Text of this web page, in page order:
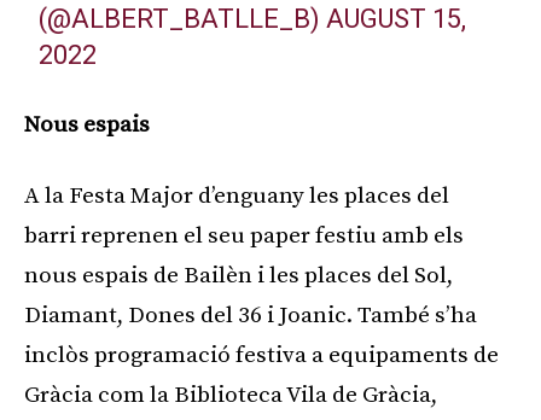
(@ALBERT_BATLLE_B) AUGUST 15,
2022
Nous espais
A la Festa Major d’enguany les places del
barri reprenen el seu paper festiu amb els
nous espais de Bailèn i les places del Sol,
Diamant, Dones del 36 i Joanic. També s’ha
inclòs programació festiva a equipaments de
Gràcia com la Biblioteca Vila de Gràcia,